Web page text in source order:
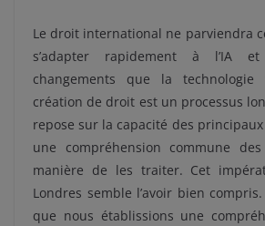
Le droit international ne parviendra
s’adapter rapidement à l’IA
changements que la
création de droit est un processus
repose sur la capacité des
une compréhension commune
manière de les traiter. Cet
Londres semble l’avoir bien compris.
que nous établissions une